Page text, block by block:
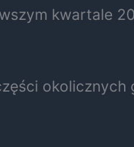
kwartale
okolicznych